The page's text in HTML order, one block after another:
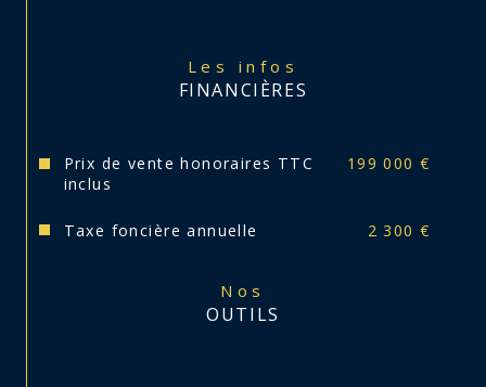
Les infos
FINANCIÈRES
Prix de vente honoraires TTC
inclus
199 000 €
Taxe foncière annuelle 2 300 €
Nos
OUTILS